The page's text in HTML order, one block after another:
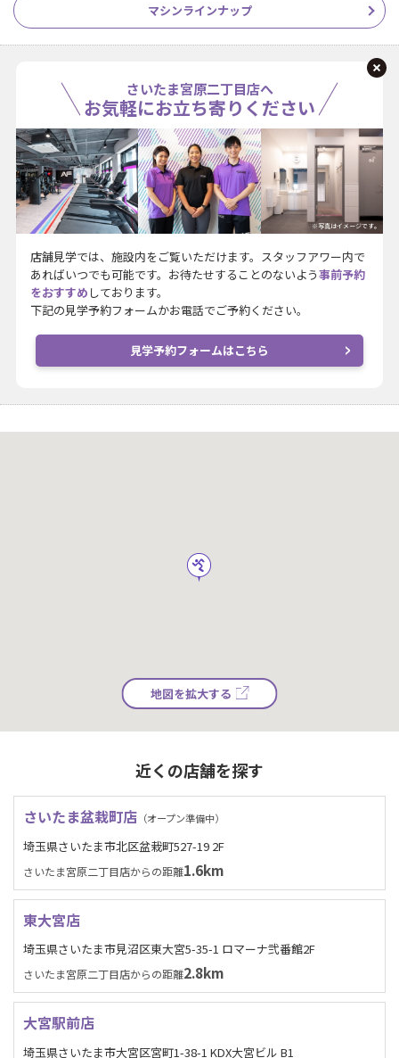
マシンラインナップ
さいたま宮原二丁目店へ
お気軽にお立ち寄りください
※写真はイメージです。
店舗見学では、施設内をご覧いただけます。スタッフアワー内で
あればいつでも可能です。お待たせすることのないよう事前予約
をおすすめ しております。
下記の見学予約フォームかお電話でご予約ください。
見学予約フォームはこちら
地図を拡大する
近くの店舗を探す
さいたま盆栽町店 （オープン準備中）
埼玉県さいたま市北区盆栽町527-19 2F
さいたま宮原二丁目店からの距離1.6km
東大宮店
埼玉県さいたま市見沼区東大宮5-35-1 ロマーナ弐番館2F
さいたま宮原二丁目店からの距離2.8km
大宮駅前店
埼玉県さいたま市大宮区宮町1-38-1 KDX大宮ビル B1